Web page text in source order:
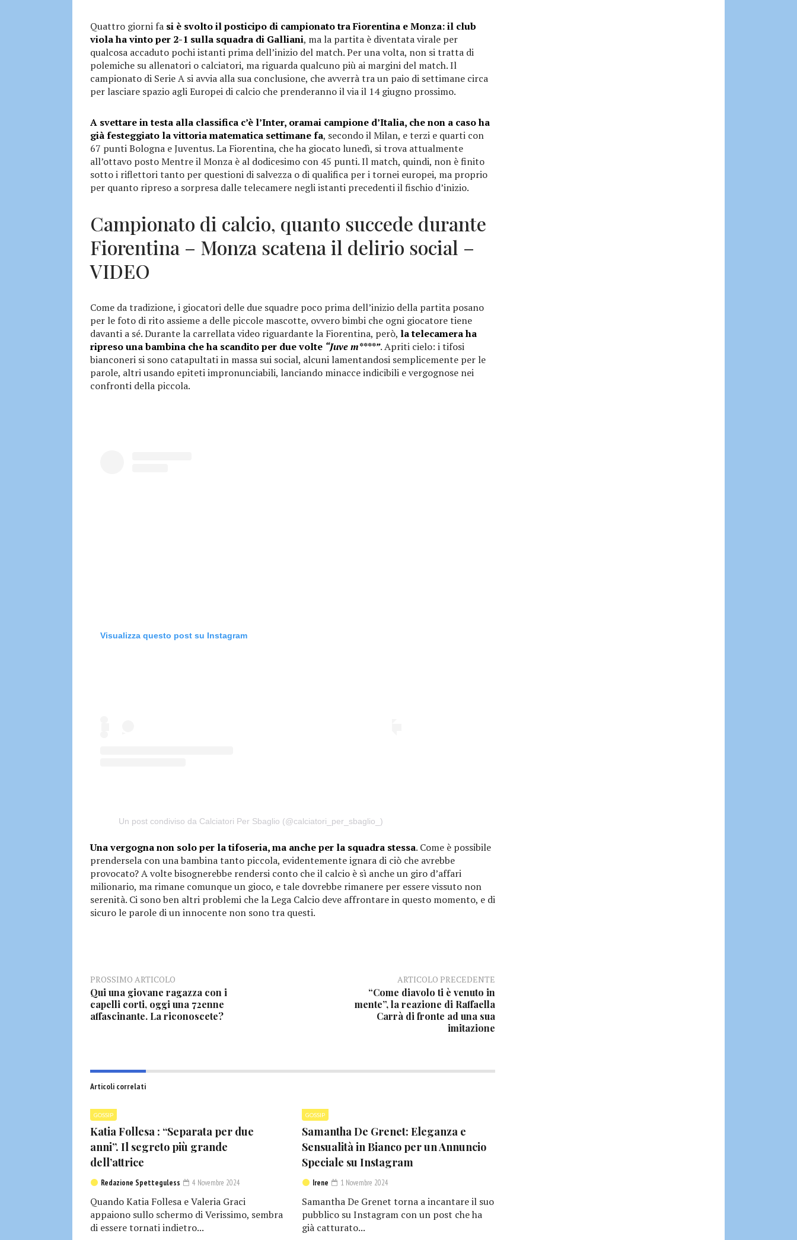
Quattro giorni fa si è svolto il posticipo di campionato tra Fiorentina e Monza: il club
viola ha vinto per 2-1 sulla squadra di Galliani, ma la partita è diventata virale per
qualcosa accaduto pochi istanti prima dell’inizio del match. Per una volta, non si tratta di
polemiche su allenatori o calciatori, ma riguarda qualcuno più ai margini del match. Il
campionato di Serie A si avvia alla sua conclusione, che avverrà tra un paio di settimane circa
per lasciare spazio agli Europei di calcio che prenderanno il via il 14 giugno prossimo.
A svettare in testa alla classifica c’è l’Inter, oramai campione d’Italia, che non a caso ha
già festeggiato la vittoria matematica settimane fa, secondo il Milan, e terzi e quarti con
67 punti Bologna e Juventus. La Fiorentina, che ha giocato lunedì, si trova attualmente
all’ottavo posto Mentre il Monza è al dodicesimo con 45 punti. Il match, quindi, non è finito
sotto i riflettori tanto per questioni di salvezza o di qualifica per i tornei europei, ma proprio
per quanto ripreso a sorpresa dalle telecamere negli istanti precedenti il fischio d’inizio.
Campionato di calcio, quanto succede durante
Fiorentina – Monza scatena il delirio social –
VIDEO
Come da tradizione, i giocatori delle due squadre poco prima dell’inizio della partita posano
per le foto di rito assieme a delle piccole mascotte, ovvero bimbi che ogni giocatore tiene
davanti a sé. Durante la carrellata video riguardante la Fiorentina, però, la telecamera ha
ripreso una bambina che ha scandito per due volte “Juve m****”. Apriti cielo: i tifosi
bianconeri si sono catapultati in massa sui social, alcuni lamentandosi semplicemente per le
parole, altri usando epiteti impronunciabili, lanciando minacce indicibili e vergognose nei
confronti della piccola.
Visualizza questo post su Instagram
Un post condiviso da Calciatori Per Sbaglio (@calciatori_per_sbaglio_)
Una vergogna non solo per la tifoseria, ma anche per la squadra stessa. Come è possibile
prendersela con una bambina tanto piccola, evidentemente ignara di ciò che avrebbe
provocato? A volte bisognerebbe rendersi conto che il calcio è sì anche un giro d’affari
milionario, ma rimane comunque un gioco, e tale dovrebbe rimanere per essere vissuto non
serenità. Ci sono ben altri problemi che la Lega Calcio deve affrontare in questo momento, e di
sicuro le parole di un innocente non sono tra questi.
PROSSIMO ARTICOLO
Qui una giovane ragazza con i
capelli corti, oggi una 72enne
affascinante. La riconoscete?
ARTICOLO PRECEDENTE
“Come diavolo ti è venuto in
mente”, la reazione di Raffaella
Carrà di fronte ad una sua
imitazione
Articoli correlati
GOSSIP
Katia Follesa : “Separata per due
anni”. Il segreto più grande
dell’attrice
Redazione Spetteguless 4 Novembre 2024
Quando Katia Follesa e Valeria Graci
appaiono sullo schermo di Verissimo, sembra
di essere tornati indietro...
GOSSIP
Samantha De Grenet: Eleganza e
Sensualità in Bianco per un Annuncio
Speciale su Instagram
Irene 1 Novembre 2024
Samantha De Grenet torna a incantare il suo
pubblico su Instagram con un post che ha
già catturato...